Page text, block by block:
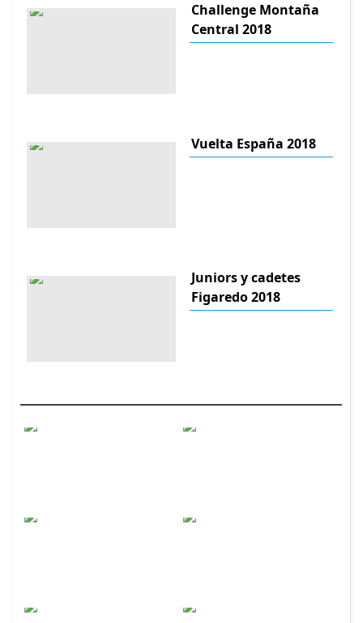
Challenge Montaña
Central 2018
Vuelta España 2018
Juniors y cadetes
Figaredo 2018